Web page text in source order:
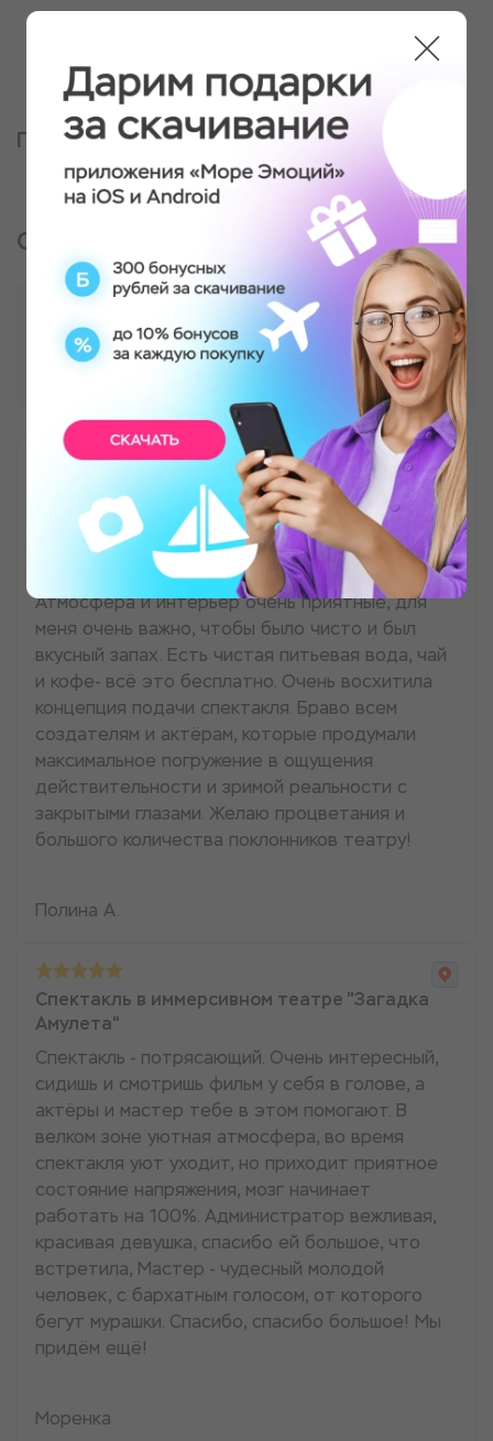
Партнер, оказывающий услугу
Отзывы о подарке
Спектакль в иммерсивном театре "Загадка
Амулета"
Посетила 3 спектакля, и обязательно вернусь
ещё. Посмотрю весь репертуар театра.
Атмосфера и интерьер очень приятные, для
меня очень важно, чтобы было чисто и был
вкусный запах. Есть чистая питьевая вода, чай
и кофе- всё это бесплатно. Очень восхитила
концепция подачи спектакля. Браво всем
создателям и актёрам, которые продумали
максимальное погружение в ощущения
действительности и зримой реальности с
закрытыми глазами. Желаю процветания и
большого количества поклонников театру!
Полина А.
Спектакль в иммерсивном театре "Загадка
Амулета"
Спектакль - потрясающий. Очень интересный,
сидишь и смотришь фильм у себя в голове, а
актёры и мастер тебе в этом помогают. В
велком зоне уютная атмосфера, во время
спектакля уют уходит, но приходит приятное
состояние напряжения, мозг начинает
работать на 100%. Администратор вежливая,
красивая девушка, спасибо ей большое, что
встретила, Мастер - чудесный молодой
человек, с бархатным голосом, от которого
бегут мурашки. Спасибо, спасибо большое! Мы
придём ещё!
Моренка